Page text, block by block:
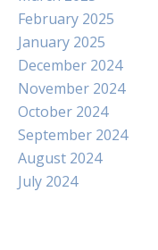
February 2025
January 2025
December 2024
November 2024
October 2024
September 2024
August 2024
July 2024